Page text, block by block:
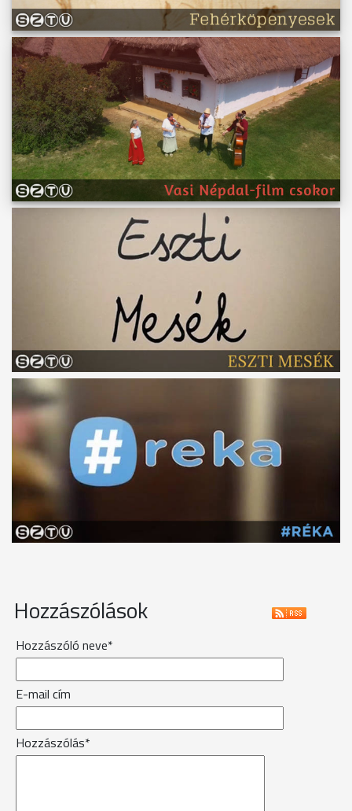
Hozzászólások
Hozzászóló neve*
E-mail cím
Hozzászólás*